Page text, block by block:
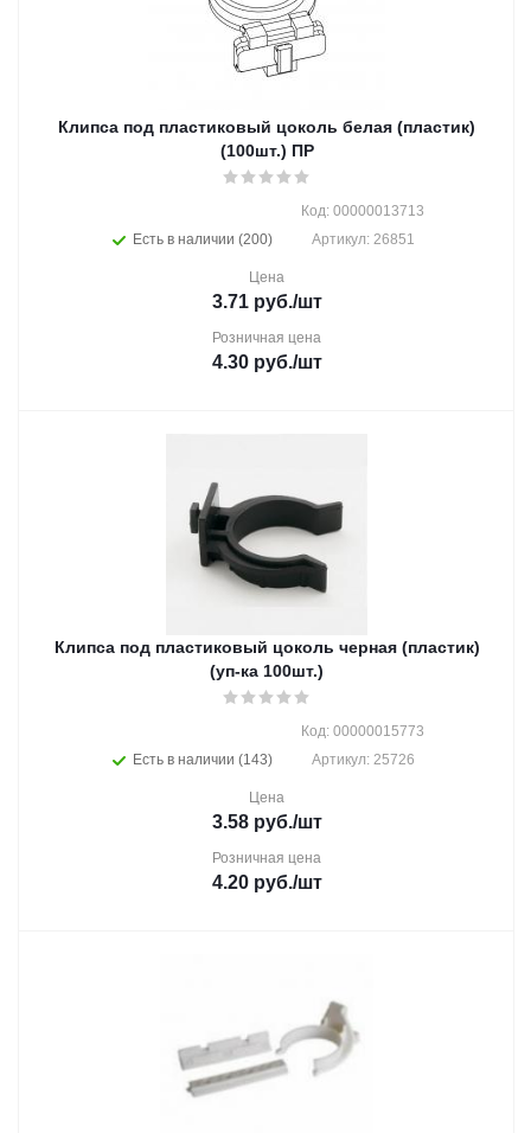
Клипса под пластиковый цоколь белая (пластик)
(100шт.) ПР
Есть в наличии (200)
Код: 00000013713
Артикул: 26851
Цена
3.71руб./шт
Розничная цена
4.30руб./шт
Клипса под пластиковый цоколь черная (пластик)
(уп-ка 100шт.)
Есть в наличии (143)
Код: 00000015773
Артикул: 25726
Цена
3.58руб./шт
Розничная цена
4.20руб./шт